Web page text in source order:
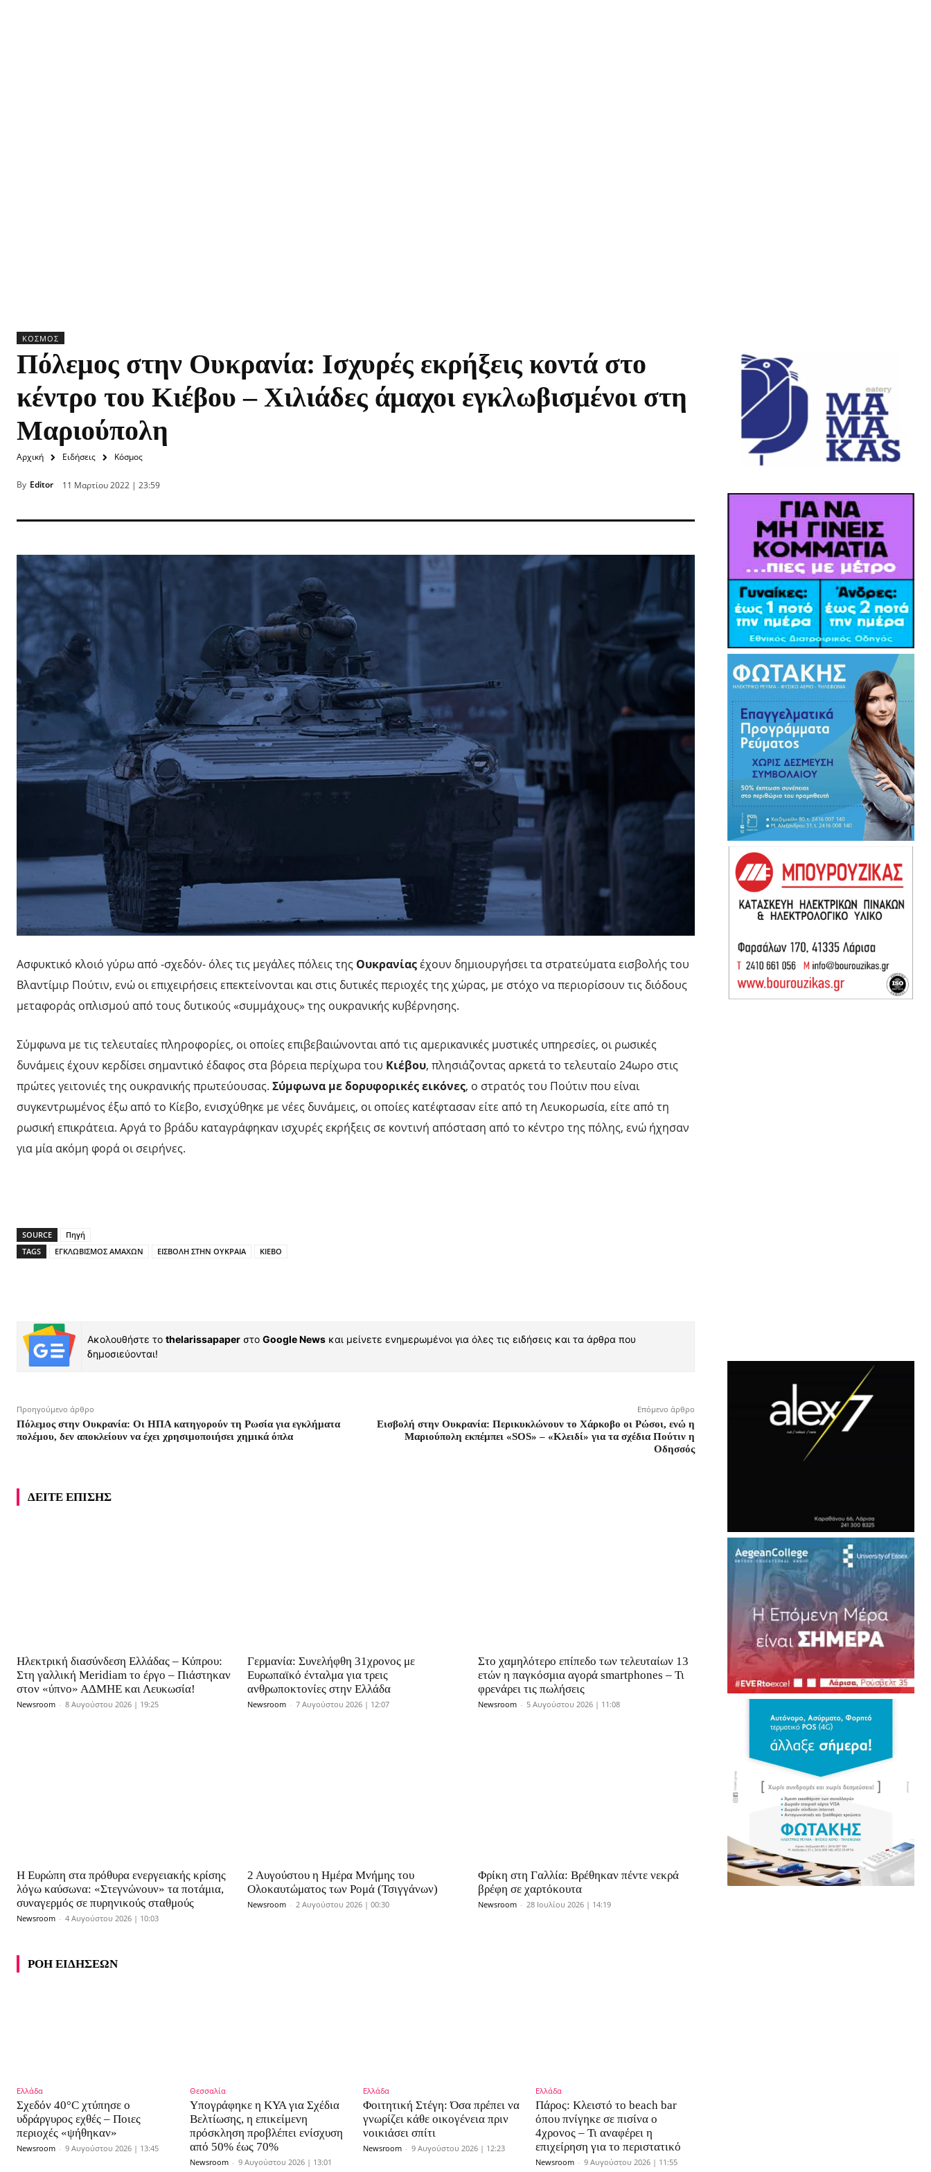
ΚΌΣΜΟΣ
Πόλεμος στην Ουκρανία: Ισχυρές εκρήξεις κοντά στο
κέντρο του Κιέβου – Χιλιάδες άμαχοι εγκλωβισμένοι στη
Μαριούπολη
Αρχική Ειδήσεις Κόσμος
By Editor 11 Μαρτίου 2022 | 23:59
Ασφυκτικό κλοιό γύρω από -σχεδόν- όλες τις μεγάλες πόλεις της Ουκρανίαςέχουν δημιουργήσει τα στρατεύματα εισβολής του
Βλαντίμιρ Πούτιν, ενώ οι επιχειρήσεις επεκτείνονται και στις δυτικές περιοχές της χώρας, με στόχο να περιορίσουν τις διόδους
μεταφοράς οπλισμού από τους δυτικούς «συμμάχους» της ουκρανικής κυβέρνησης.
Σύμφωνα με τις τελευταίες πληροφορίες, οι οποίες επιβεβαιώνονται από τις αμερικανικές μυστικές υπηρεσίες, οι ρωσικές
δυνάμεις έχουν κερδίσει σημαντικό έδαφος στα βόρεια περίχωρα του Κιέβου, πλησιάζοντας αρκετά το τελευταίο 24ωρο στις
πρώτες γειτονιές της ουκρανικής πρωτεύουσας. Σύμφωνα με δορυφορικές εικόνες, ο στρατός του Πούτιν που είναι
συγκεντρωμένος έξω από το Κίεβο, ενισχύθηκε με νέες δυνάμεις, οι οποίες κατέφτασαν είτε από τη Λευκορωσία, είτε από τη
ρωσική επικράτεια. Αργά το βράδυ καταγράφηκαν ισχυρές εκρήξεις σε κοντινή απόσταση από το κέντρο της πόλης, ενώ ήχησαν
για μία ακόμη φορά οι σειρήνες.
SOURCE
Πηγή
TAGS
ΕΓΚΛΩΒΙΣΜΟΣ ΑΜΑΧΩΝ ΕΙΣΒΟΛΗ ΣΤΗΝ ΟΥΚΡΑΙΑ ΚΙΕΒΟ
Ακολουθήστε το thelarissapaper στο Google News και μείνετε ενημερωμένοι για όλες τις ειδήσεις και τα άρθρα που
δημοσιεύονται!
Προηγούμενο άρθρο
Πόλεμος στην Ουκρανία: Οι ΗΠΑ κατηγορούν τη Ρωσία για εγκλήματα
πολέμου, δεν αποκλείουν να έχει χρησιμοποιήσει χημικά όπλα
Επόμενο άρθρο
Εισβολή στην Ουκρανία: Περικυκλώνουν το Χάρκοβο οι Ρώσοι, ενώ η
Μαριούπολη εκπέμπει «SOS» – «Κλειδί» για τα σχέδια Πούτιν η
Οδησσός
ΔΕΙΤΕ ΕΠΙΣΗΣ
Ηλεκτρική διασύνδεση Ελλάδας – Κύπρου:
Στη γαλλική Meridiam το έργο – Πιάστηκαν
στον «ύπνο» ΑΔΜΗΕ και Λευκωσία!
Newsroom - 8 Αυγούστου 2026 | 19:25
Γερμανία: Συνελήφθη 31χρονος με
Ευρωπαϊκό ένταλμα για τρεις
ανθρωποκτονίες στην Ελλάδα
Newsroom - 7 Αυγούστου 2026 | 12:07
Στο χαμηλότερο επίπεδο των τελευταίων 13
ετών η παγκόσμια αγορά smartphones – Τι
φρενάρει τις πωλήσεις
Newsroom - 5 Αυγούστου 2026 | 11:08
Η Ευρώπη στα πρόθυρα ενεργειακής κρίσης
λόγω καύσωνα: «Στεγνώνουν» τα ποτάμια,
συναγερμός σε πυρηνικούς σταθμούς
Newsroom - 4 Αυγούστου 2026 | 10:03
2 Αυγούστου η Ημέρα Μνήμης του
Ολοκαυτώματος των Ρομά (Τσιγγάνων)
Newsroom - 2 Αυγούστου 2026 | 00:30
Φρίκη στη Γαλλία: Βρέθηκαν πέντε νεκρά
βρέφη σε χαρτόκουτα
Newsroom - 28 Ιουλίου 2026 | 14:19
ΡΟΗ ΕΙΔΗΣΕΩΝ
Ελλάδα
Σχεδόν 40°C χτύπησε ο
υδράργυρος εχθές – Ποιες
περιοχές «ψήθηκαν»
Newsroom - 9 Αυγούστου 2026 | 13:45
Θεσσαλία
Υπογράφηκε η ΚΥΑ για Σχέδια
Βελτίωσης, η επικείμενη
πρόσκληση προβλέπει ενίσχυση
από 50% έως 70%
Newsroom - 9 Αυγούστου 2026 | 13:01
Ελλάδα
Φοιτητική Στέγη: Όσα πρέπει να
γνωρίζει κάθε οικογένεια πριν
νοικιάσει σπίτι
Newsroom - 9 Αυγούστου 2026 | 12:23
Ελλάδα
Πάρος: Κλειστό το beach bar
όπου πνίγηκε σε πισίνα ο
4χρονος – Τι αναφέρει η
επιχείρηση για το περιστατικό
Newsroom - 9 Αυγούστου 2026 | 11:55